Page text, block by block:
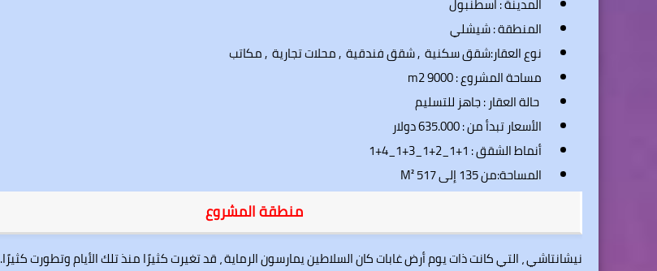
المنطقة :شيشلي
نوع العقار:شقق سكنية , شقق فندقية , محلات تجارية , مكاتب
مساحة المشروع : 9000 m2
حالة العقار : جاهز للتسليم
الأسعار تبدأ من : 635.000 دولار
أنماط الشقق : 1+1_2+1_3+1_4+1
المساحة:من 135 إلى 517 M²
منطقة المشروع
نيشانتاشي ، التي كانت ذات يوم أرض غابات كان السلاطين يمارسون الرماية ، قد تغيرت كثيرًا منذ تلك الأيام وتطورت كثيرًا.